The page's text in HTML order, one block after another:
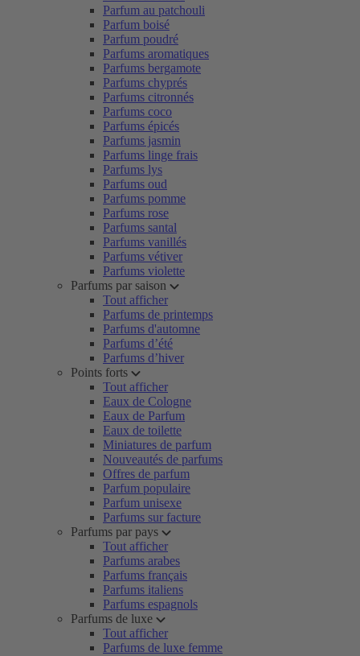
Parfum au patchouli
Parfum boisé
Parfum poudré
Parfums aromatiques
Parfums bergamote
Parfums chyprés
Parfums citronnés
Parfums coco
Parfums épicés
Parfums jasmin
Parfums linge frais
Parfums lys
Parfums oud
Parfums pomme
Parfums rose
Parfums santal
Parfums vanillés
Parfums vétiver
Parfums violette
Parfums par saison
Tout afficher
Parfums de printemps
Parfums d'automne
Parfums d’été
Parfums d’hiver
Points forts
Tout afficher
Eaux de Cologne
Eaux de Parfum
Eaux de toilette
Miniatures de parfum
Nouveautés de parfums
Offres de parfum
Parfum populaire
Parfum unisexe
Parfums sur facture
Parfums par pays
Tout afficher
Parfums arabes
Parfums français
Parfums italiens
Parfums espagnols
Parfums de luxe
Tout afficher
Parfums de luxe femme